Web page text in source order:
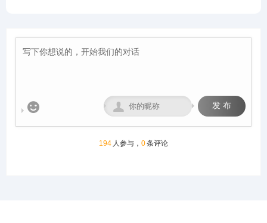
大鸽友竞翔比赛坐拥强大后
长、训养与竞翔提供了理想场
多平方米。公棚一字型排列，
能容纳一万五千余羽的赛鸽。
线，规划多关阶梯式竞赛体
4.5米，确保干燥通风。我们
致力于以顶级设施与科学管
就每一羽翱翔。
 发 布

194 人参与， 0条评论